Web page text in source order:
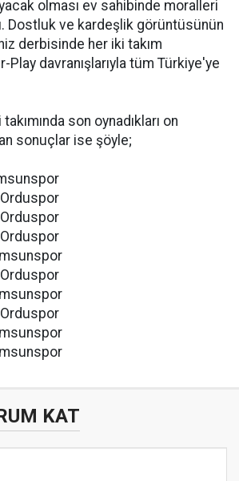
olması ev sahibinde moralleri
Dostluk ve kardeşlik görüntüsünün
derbisinde her iki takım
Play davranışlarıyla tüm Türkiye'ye
son oynadıkları on
sonuçlar ise şöyle;
KAT